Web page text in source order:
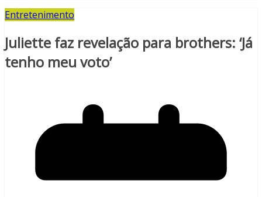
Entretenimento
Juliette faz revelação para brothers: ‘Já
tenho meu voto’